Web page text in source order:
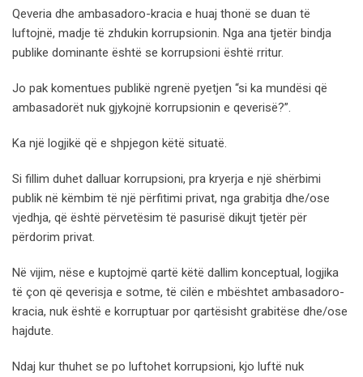
Qeveria dhe ambasadoro-kracia e huaj thonë se duan të
luftojnë, madje të zhdukin korrupsionin. Nga ana tjetër bindja
publike dominante është se korrupsioni është rritur.
Jo pak komentues publikë ngrenë pyetjen “si ka mundësi që
ambasadorët nuk gjykojnë korrupsionin e qeverisë?”.
Ka një logjikë që e shpjegon këtë situatë.
Si fillim duhet dalluar korrupsioni, pra kryerja e një shërbimi
publik në këmbim të një përfitimi privat, nga grabitja dhe/ose
vjedhja, që është përvetësim të pasurisë dikujt tjetër për
përdorim privat.
Në vijim, nëse e kuptojmë qartë këtë dallim konceptual, logjika
të çon që qeverisja e sotme, të cilën e mbështet ambasadoro-
kracia, nuk është e korruptuar por qartësisht grabitëse dhe/ose
hajdute.
Ndaj kur thuhet se po luftohet korrupsioni, kjo luftë nuk